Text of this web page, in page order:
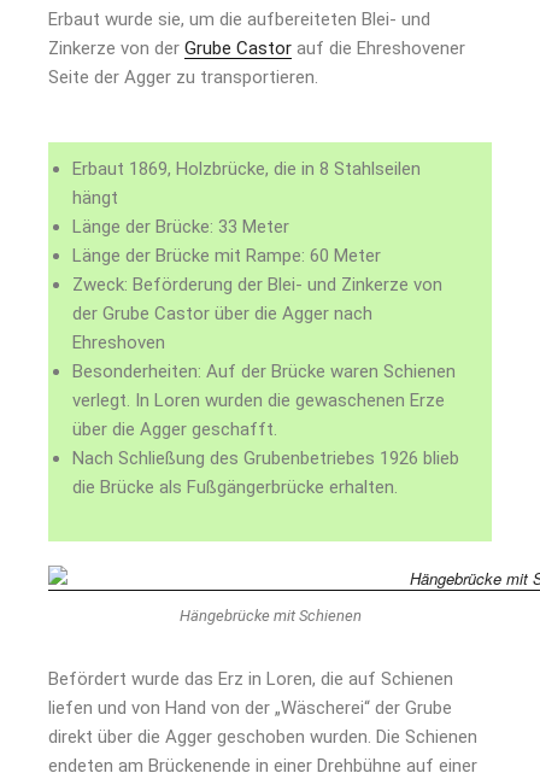
Erbaut wurde sie, um die aufbereiteten Blei- und
Zinkerze von der Grube Castor auf die Ehreshovener
Seite der Agger zu transportieren.
Erbaut 1869, Holzbrücke, die in 8 Stahlseilen
hängt
Länge der Brücke: 33 Meter
Länge der Brücke mit Rampe: 60 Meter
Zweck: Beförderung der Blei- und Zinkerze von
der Grube Castor über die Agger nach
Ehreshoven
Besonderheiten: Auf der Brücke waren Schienen
verlegt. In Loren wurden die gewaschenen Erze
über die Agger geschafft.
Nach Schließung des Gruben­betriebes 1926 blieb
die Brücke als Fußgängerbrücke erhalten.
Hängebrücke mit Schienen
Befördert wurde das Erz in Loren, die auf Schienen
liefen und von Hand von der „Wäscherei“ der Grube
direkt über die Agger geschoben wurden. Die Schienen
endeten am Brückenende in einer Drehbühne auf einer